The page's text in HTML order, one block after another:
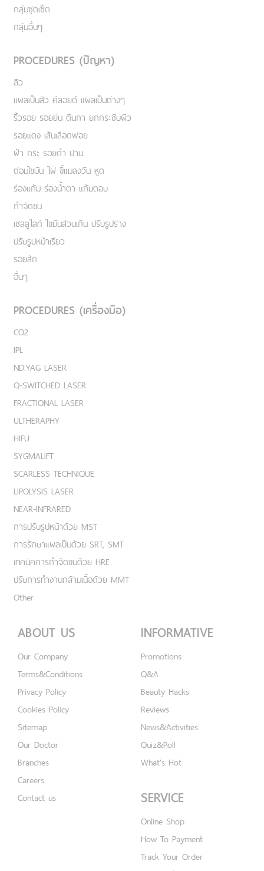
กลุ่มชุดเซ็ต
กลุ่มอื่นๆ
PROCEDURES (ปัญหา)
สิว
แผลเป็นสิว คีลอยด์ แผลเป็นต่างๆ
ริ้วรอย รอยย่น ตีนกา ยกกระชับผิว
รอยแดง เส้นเลือดฟอย
ฝ้า กระ รอยดำ ปาน
ต่อมไขมัน ไฝ ขี้แมลงวัน หูด
ร่องแก้ม ร่องน้ำตา แก้มตอบ
กำจัดขน
เชลลูไลท์ ไขมันส่วนเกิน ปรับรูปร่าง
ปรับรูปหน้าเรียว
รอยสัก
อื่นๆ
PROCEDURES (เครื่องมือ)
CO2
IPL
ND:YAG LASER
Q-SWITCHED LASER
FRACTIONAL LASER
ULTHERAPHY
HIFU
SYGMALIFT
SCARLESS TECHNIQUE
LIPOLYSIS LASER
NEAR-INFRARED
การปรับรูปหน้าด้วย MST
การรักษาแผลเป็นด้วย SRT, SMT
เทคนิคการกำจัดขนด้วย HRE
ปรับการทำงานกล้ามเนื้อด้วย MMT
Other
ABOUT US
Our Company
Terms&Conditions
Privacy Policy
Cookies Policy
Sitemap
Our Doctor
Branches
Careers
Contact us
INFORMATIVE
Promotions
Q&A
Beauty Hacks
Reviews
News&Activities
Quiz&Poll
What's Hot
SERVICE
Online Shop
How To Payment
Track Your Order